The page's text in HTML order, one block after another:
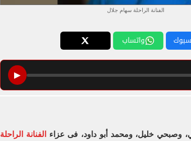
الفنانة الراحلة سهام جلال
واتساب
▶
وصبحي خليل، ومحمد أبو داود، فى عزاء الفنانة الراحلة